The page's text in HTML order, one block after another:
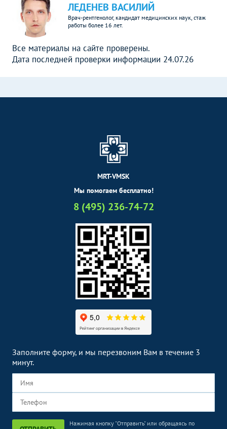
ЛЕДЕНЕВ ВАСИЛИЙ
Врач-рентгенолог, кандидат медицинских наук, стаж
работы более 16 лет.
Все материалы на сайте проверены.
Дата последней проверки информации 24.07.26
MRT-VMSK
Мы помогаем бесплатно!
8 (495) 236-74-72
Заполните форму, и мы перезвоним Вам в течение 3
минут.
Нажимая кнопку "Отправить" или обращаясь по